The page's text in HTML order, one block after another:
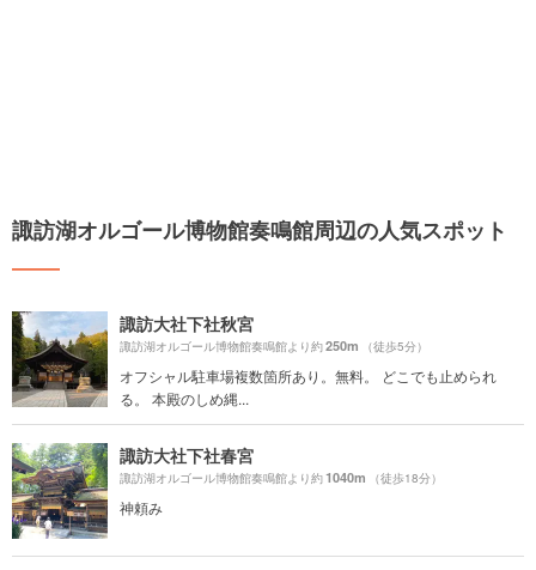
諏訪湖オルゴール博物館奏鳴館周辺の人気スポット
諏訪大社下社秋宮
諏訪湖オルゴール博物館奏鳴館より約250m （徒歩5分）
オフシャル駐車場複数箇所あり。無料。 どこでも止められ
る。 本殿のしめ縄...
諏訪大社下社春宮
諏訪湖オルゴール博物館奏鳴館より約1040m （徒歩18分）
神頼み